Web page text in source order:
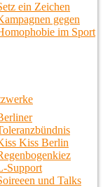
ein Zeichen
gegen
im Sport
Kiss Berlin
Support
und Talks